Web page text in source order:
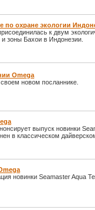
по охране экологии
к двум
зоны Бахои в Индонезии.
Omega
новом посланнике.
выпуск новинки
в классическом
новинки Seamaster Aqua